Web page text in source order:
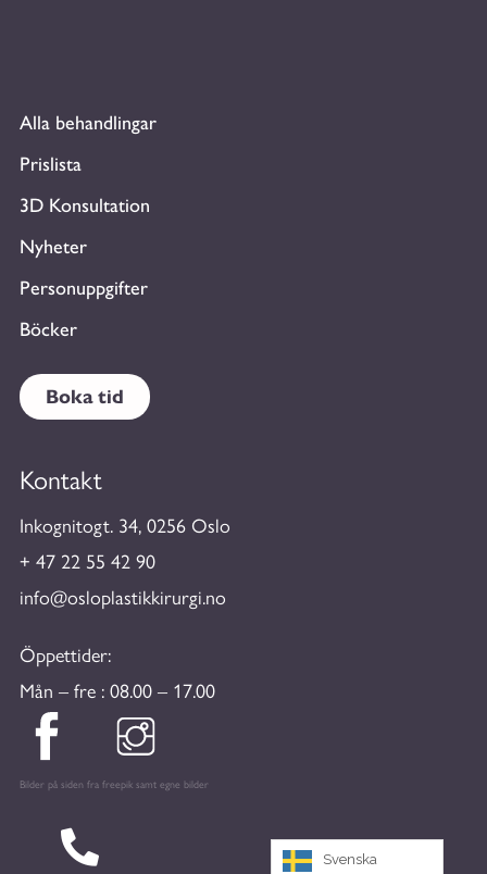
Alla behandlingar
Prislista
3D Konsultation
Nyheter
Personuppgifter
Böcker
Boka tid
Kontakt
Inkognitogt. 34, 0256 Oslo
+ 47 22 55 42 90
info@osloplastikkirurgi.no
Öppettider:
Mån – fre : 08.00 – 17.00
Bilder på siden fra freepik samt egne bilder
Svenska